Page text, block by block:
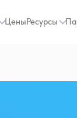
ЦеныРесурсы